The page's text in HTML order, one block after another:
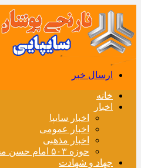
ارسال خبر
خانه
اخبار
اخبار سایپا
اخبار عمومی
اخبار مذهبی
حوزه ۵۰۳ امام حسن مجتبی(ع) گروه سایپا
جهاد و شهادت